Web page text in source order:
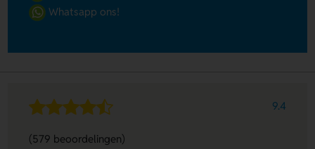
Whatsapp ons!
9.4
(579 beoordelingen)